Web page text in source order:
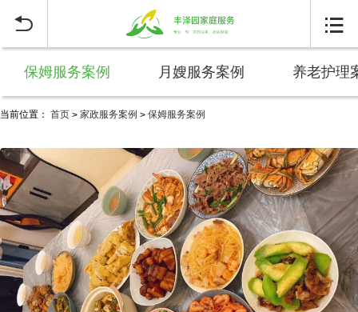
 
保姆服务案例 月嫂服务案例 养老护理
当前位置： 首页 > 家政服务案例 > 保姆服务案例